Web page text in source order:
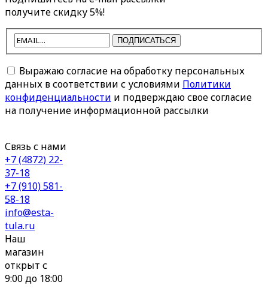
получите скидку 5%!
ПОДПИСАТЬСЯ
Выражаю согласие на обработку персональных
данных в соответствии с условиями Политики
конфиденциальности и подверждаю свое согласие
на получение информационной рассылки
Связь с нами
+7 (4872) 22-
37-18
+7 (910) 581-
58-18
info@esta-
tula.ru
Наш
магазин
открыт с
9:00 до 18:00